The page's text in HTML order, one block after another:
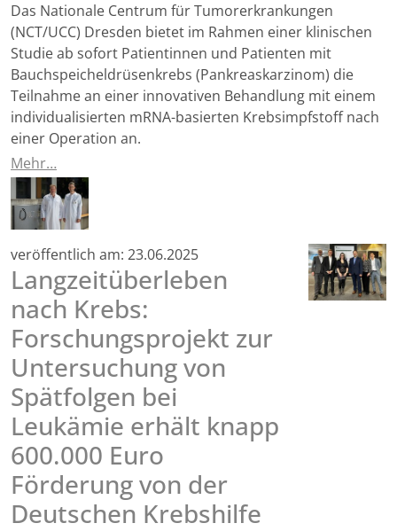
Das Nationale Centrum für Tumorerkrankungen
(NCT/UCC) Dresden bietet im Rahmen einer klinischen
Studie ab sofort Patientinnen und Patienten mit
Bauchspeicheldrüsenkrebs (Pankreaskarzinom) die
Teilnahme an einer innovativen Behandlung mit einem
individualisierten mRNA-basierten Krebsimpfstoff nach
einer Operation an.
Mehr…
veröffentlich am: 23.06.2025
Langzeitüberleben
nach Krebs:
Forschungsprojekt zur
Untersuchung von
Spätfolgen bei
Leukämie erhält knapp
600.000 Euro
Förderung von der
Deutschen Krebshilfe